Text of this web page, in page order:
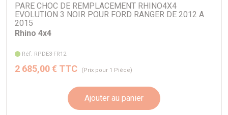
PARE CHOC DE REMPLACEMENT RHINO4X4
EVOLUTION 3 NOIR POUR FORD RANGER DE 2012 A
2015
Rhino 4x4
Réf. RPDE3-FR12
2 685,00 € TTC (Prix pour 1 Pièce)
Ajouter au panier